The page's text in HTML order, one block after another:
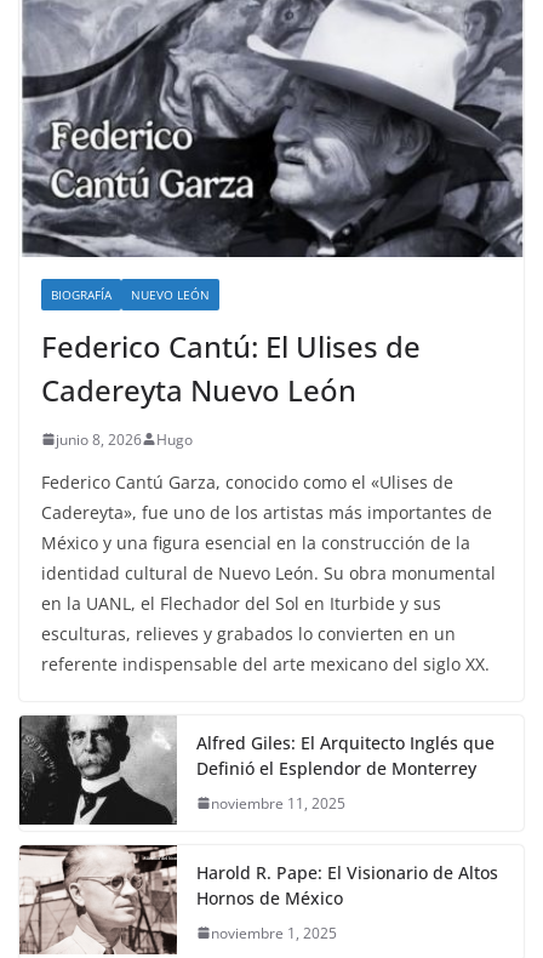
BIOGRAFÍA NUEVO LEÓN
Federico Cantú: El Ulises de
Cadereyta Nuevo León
junio 8, 2026 Hugo
Federico Cantú Garza, conocido como el «Ulises de
Cadereyta», fue uno de los artistas más importantes de
México y una figura esencial en la construcción de la
identidad cultural de Nuevo León. Su obra monumental
en la UANL, el Flechador del Sol en Iturbide y sus
esculturas, relieves y grabados lo convierten en un
referente indispensable del arte mexicano del siglo XX.
Alfred Giles: El Arquitecto Inglés que
Definió el Esplendor de Monterrey
noviembre 11, 2025
Harold R. Pape: El Visionario de Altos
Hornos de México
noviembre 1, 2025